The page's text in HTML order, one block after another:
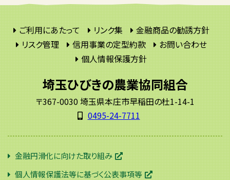
ご利用にあたって リンク集
金融商品の勧誘方針
リスク管理
信用事業の定型約款
お問い合わせ
個人情報保護方針
埼玉ひびきの農業協同組合
〒367-0030 埼玉県本庄市早稲田の杜1-14-1
0495-24-7711
金融円滑化に向けた取り組み
個人情報保護法等に基づく公表事項等